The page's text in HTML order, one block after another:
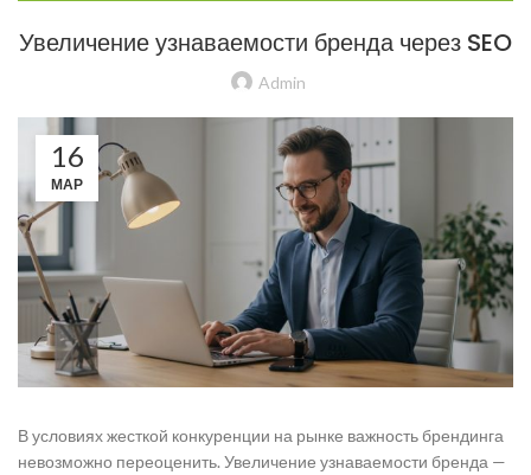
Увеличение узнаваемости бренда через SEO
Admin
16
МАР
В условиях жесткой конкуренции на рынке важность брендинга
невозможно переоценить. Увеличение узнаваемости бренда —